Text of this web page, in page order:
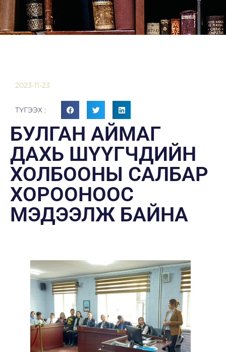
2023-11-23
ТҮГЭЭХ :
БУЛГАН АЙМАГ
ДАХЬ ШҮҮГЧДИЙН
ХОЛБООНЫ САЛБАР
ХОРООНООС
МЭДЭЭЛЖ БАЙНА